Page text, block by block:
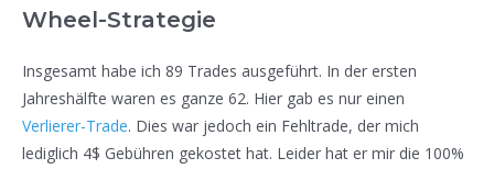
Wheel-Strategie
Insgesamt habe ich 89 Trades ausgeführt. In der ersten
Jahreshälfte waren es ganze 62. Hier gab es nur einen
Verlierer-Trade. Dies war jedoch ein Fehltrade, der mich
lediglich 4$ Gebühren gekostet hat. Leider hat er mir die 100%